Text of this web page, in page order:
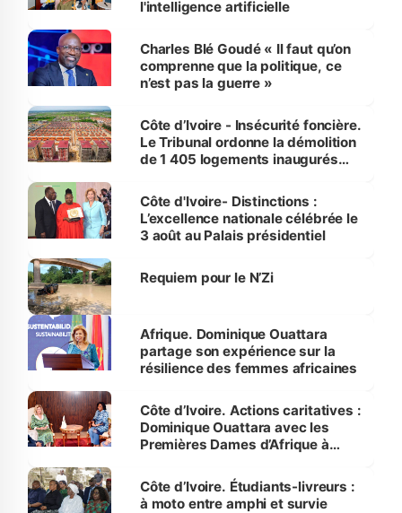
l'intelligence artificielle
Charles Blé Goudé « Il faut qu’on
comprenne que la politique, ce
n’est pas la guerre »
Côte d’Ivoire - Insécurité foncière.
Le Tribunal ordonne la démolition
de 1 405 logements inaugurés
Bassam
Côte d'Ivoire- Distinctions :
L’excellence nationale célébrée le
3 août au Palais présidentiel
Requiem pour le N’Zi
Afrique. Dominique Ouattara
partage son expérience sur la
résilience des femmes africaines
Côte d’Ivoire. Actions caritatives :
Dominique Ouattara avec les
Premières Dames d’Afrique à
Côte d’Ivoire. Étudiants-livreurs :
à moto entre amphi et survie